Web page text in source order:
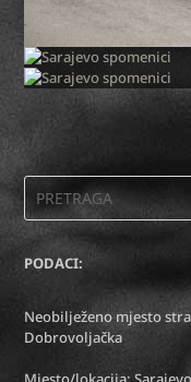
PODACI:
Neobilježeno mjesto
Dobrovoljačka